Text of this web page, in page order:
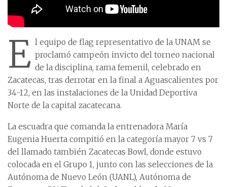
E l equipo de flag representativo de la UNAM se
proclamó campeón invicto del torneo nacional
de la disciplina, rama femenil, celebrado en
Zacatecas, tras derrotar en la final a Aguascalientes por
34-12, en las instalaciones de la Unidad Deportiva
Norte de la capital zacatecana.
La escuadra que comanda la entrenadora María
Eugenia Huerta compitió en la categoría mayor 7 vs 7
del llamado también Zacatecas Bowl, donde estuvo
colocada en el Grupo 1, junto con las selecciones de la
Autónoma de Nuevo León (UANL), Autónoma de